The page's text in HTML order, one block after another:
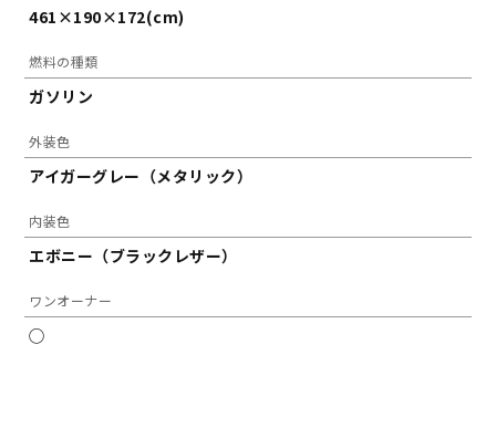
461×190×172(cm)
燃料の種類
ガソリン
外装色
アイガーグレー（メタリック）
内装色
エボニー（ブラックレザー）
ワンオーナー
◯